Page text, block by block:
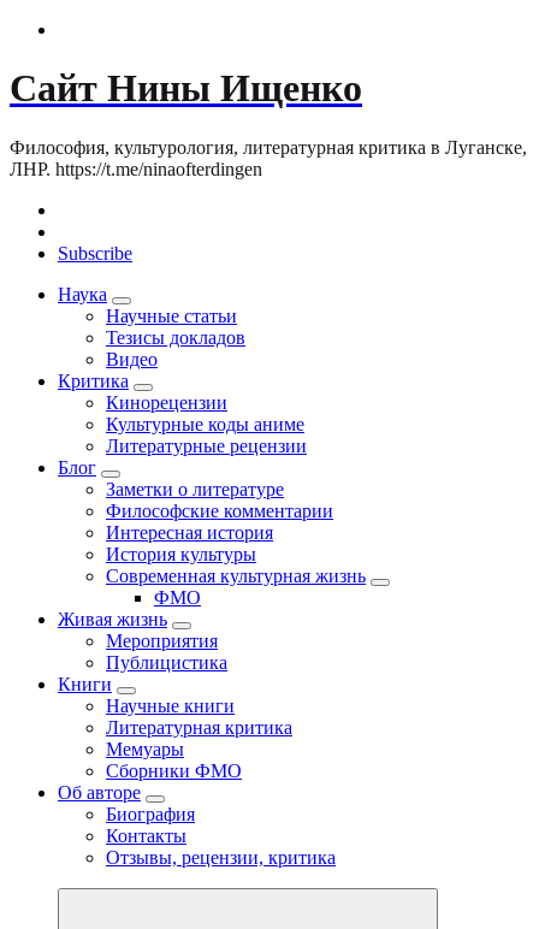
Сайт Нины Ищенко
Философия, культурология, литературная критика в Луганске,
ЛНР. https://t.me/ninaofterdingen
Subscribe
Наука
Научные статьи
Тезисы докладов
Видео
Критика
Кинорецензии
Культурные коды аниме
Литературные рецензии
Блог
Заметки о литературе
Философские комментарии
Интересная история
История культуры
Современная культурная жизнь
ФМО
Живая жизнь
Мероприятия
Публицистика
Книги
Научные книги
Литературная критика
Мемуары
Сборники ФМО
Об авторе
Биография
Контакты
Отзывы, рецензии, критика